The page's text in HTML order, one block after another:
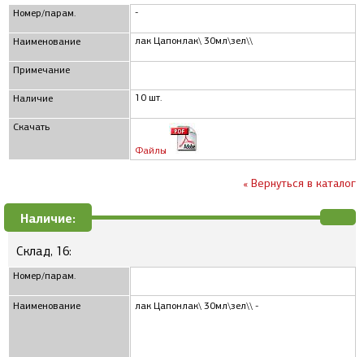
Номер/парам.
Наименование
Примечание
Наличие
Скачать
-
лак Цапонлак\ 30мл\зел\\
10 шт.
Файлы
« Вернуться в каталог
Наличие:
Склад, 16:
Номер/парам.
Наименование лак Цапонлак\ 30мл\зел\\ -